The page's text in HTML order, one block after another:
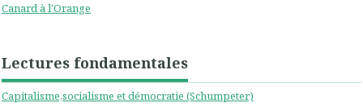
Canard à l'Orange
Lectures fondamentales
Capitalisme,socialisme et démocratie (Schumpeter)